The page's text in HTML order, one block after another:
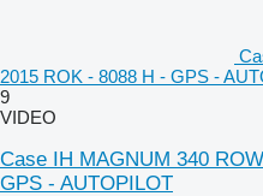
2015 ROK - 8088 H - GPS -
9
VIDEO
Case IH MAGNUM 340
GPS - AUTOPILOT